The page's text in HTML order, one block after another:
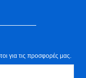
για τις προσφορές μας.